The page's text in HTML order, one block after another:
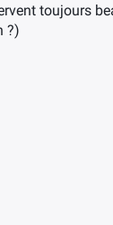
toujours
?)